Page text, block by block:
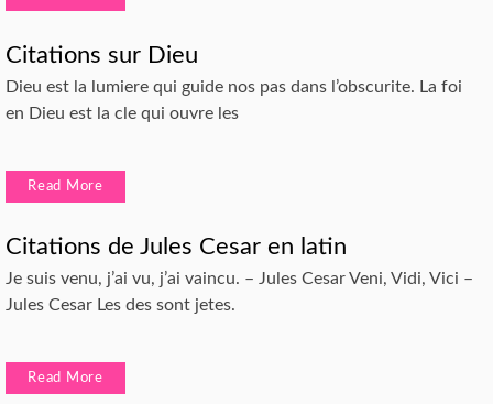
Citations sur Dieu
Dieu est la lumiere qui guide nos pas dans l’obscurite. La foi
en Dieu est la cle qui ouvre les
Read More
Citations de Jules Cesar en latin
Je suis venu, j’ai vu, j’ai vaincu. – Jules Cesar Veni, Vidi, Vici –
Jules Cesar Les des sont jetes.
Read More